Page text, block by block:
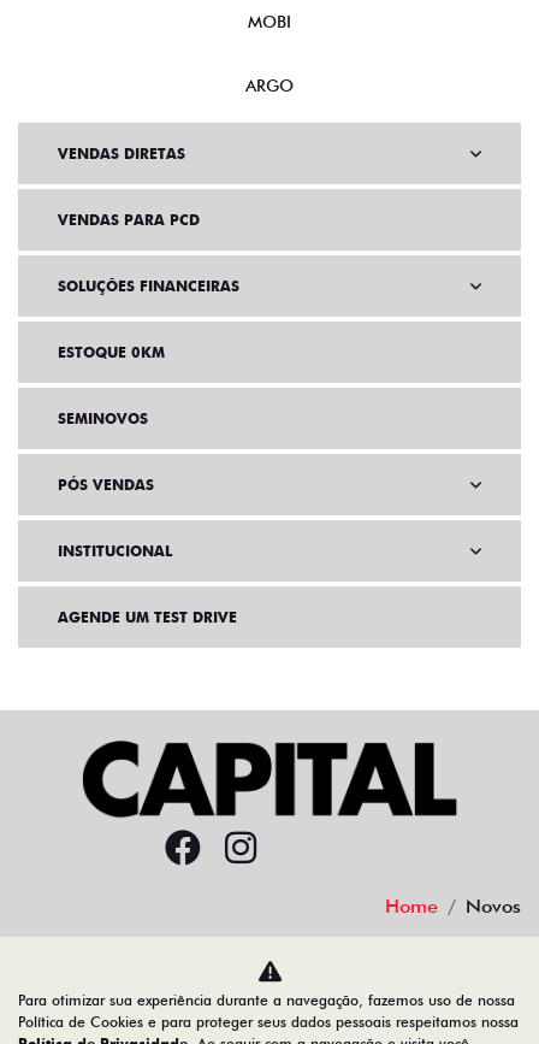
MOBI
ARGO
VENDAS DIRETAS
VENDAS PARA PCD
SOLUÇÕES FINANCEIRAS
ESTOQUE 0KM
SEMINOVOS
PÓS VENDAS
INSTITUCIONAL
AGENDE UM TEST DRIVE
Home Novos
Desacelere. Seu bem maior é a vida.
Para otimizar sua experiência durante a navegação, fazemos uso de nossa
Política de Cookies e para proteger seus dados pessoais respeitamos nossa